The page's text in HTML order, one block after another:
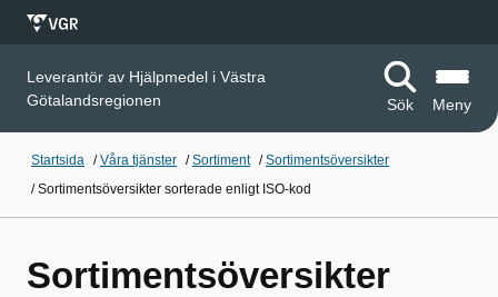
Leverantör av Hjälpmedel i Västra
Götalandsregionen
Sök Meny
Startsida /Våra tjänster /Sortiment /Sortimentsöversikter
/Sortimentsöversikter sorterade enligt ISO-kod
Sortimentsöversikter